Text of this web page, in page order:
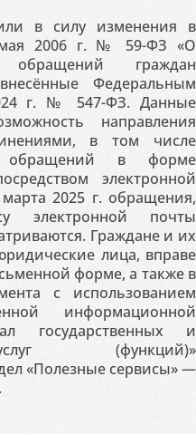
в силу изменения в
2006 г. № 59-ФЗ «О
обращений граждан
Федеральным
г. № 547-ФЗ. Данные
направления
в том числе
обращений в форме
электронной
2025 г. обращения,
электронной почты
Граждане и их
лица, вправе
форме, а также в
с использованием
информационной
государственных и
(функций)»
«Полезные сервисы» —